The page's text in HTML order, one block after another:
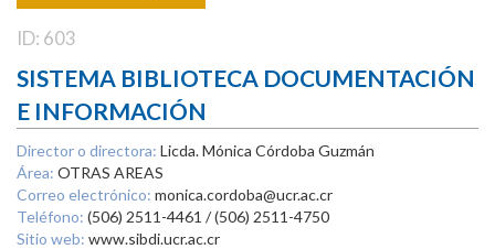
ID: 603
SISTEMA BIBLIOTECA DOCUMENTACIÓN
E INFORMACIÓN
Director o directora: Licda. Mónica Córdoba Guzmán
Área: OTRAS AREAS
Correo electrónico: monica.cordoba@ucr.ac.cr
Teléfono: (506) 2511-4461 / (506) 2511-4750
Sitio web: www.sibdi.ucr.ac.cr